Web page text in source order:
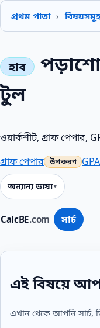
প্রথম পাতা › বিষয়সমূহ
CalcBE.com সার্চ
টুল
ওয়ার্কশীট, গ্রাফ পেপার,
গ্রাফ পেপার
GPA
অন্যান্য ভাষা
এই বিষয়ে
এখান থেকে আপনি সার্চ,